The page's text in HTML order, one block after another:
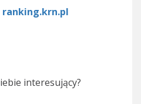
ranking.krn.pl
interesujący?